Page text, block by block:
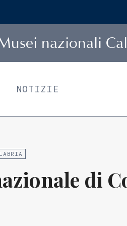
usei nazionali C
NOTIZIE
di